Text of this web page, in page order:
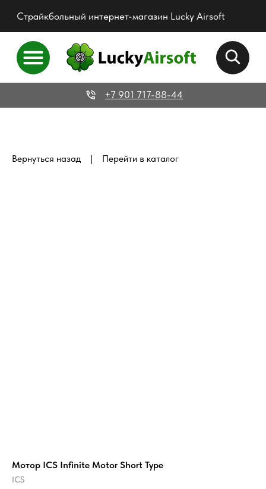
Страйкбольный интернет-магазин Lucky Airsoft
+7 901 717-88-44
Вернуться назад | Перейти в каталог
Мотор ICS Infinite Motor Short Type
ICS